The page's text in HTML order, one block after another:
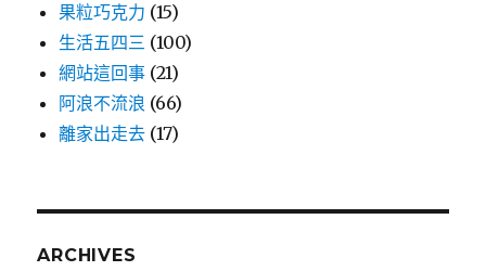
果粒巧克力 (15)
生活五四三 (100)
網站這回事 (21)
阿浪不流浪 (66)
離家出走去 (17)
ARCHIVES